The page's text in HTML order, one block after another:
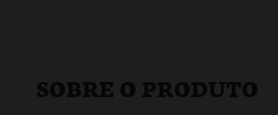
SOBRE O PRODUTO